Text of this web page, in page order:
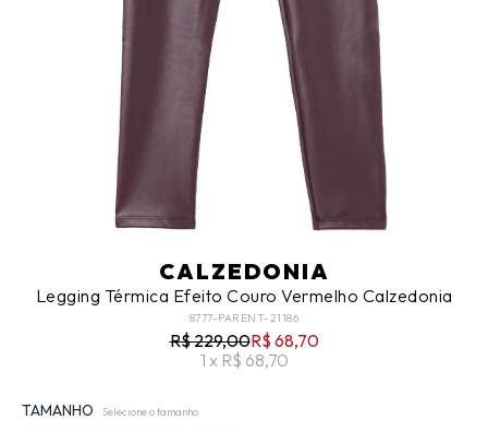
CALZEDONIA
Legging Térmica Efeito Couro Vermelho Calzedonia
8777-PARENT-21186
R$ 229,00R$ 68,70
1 x R$ 68,70
TAMANHO Selecione o tamanho